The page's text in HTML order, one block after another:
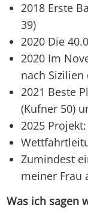
2018 Erste
39)
2020 Die
2020 Im
nach
2021 Beste
(Kufner 50)
2025
Zumindest
meiner Frau
Was ich sagen